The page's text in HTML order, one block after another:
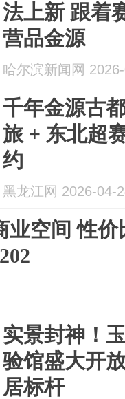
法上新 跟着
营品金源
哈尔滨新闻网
千年金源古都・
旅 + 东北超
约
黑龙江网 2026-04-
业空间 性
实景封神！
验馆盛大开
居标杆